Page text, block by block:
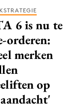
6 is nu te
orderen:
merken
op